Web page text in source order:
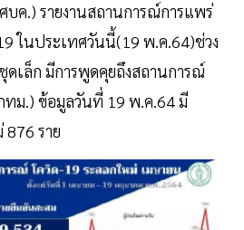
บค.) รายงานสถานการณ์การแพร่
ในประเทศวันนี้(19 พ.ค.64)ช่วง
เล็ก มีการพูดคุยถึงสถานการณ์
ทม.) ข้อมูลวันที่ 19 พ.ค.64 มี
876 ราย